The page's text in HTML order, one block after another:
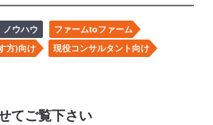
ノウハウ
ファームtoファーム
方)向け
現役コンサルタント向け
てご覧下さい